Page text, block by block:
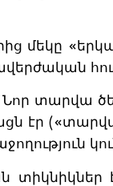
մեկը
Նոր
էր